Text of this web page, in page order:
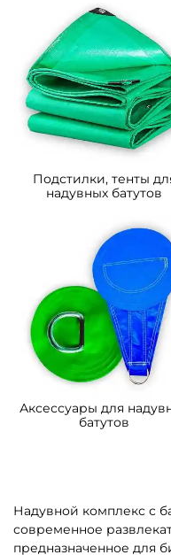
Подстилки, тенты
надувных батутов
Аксессуары для
батутов
Надувной комплекс с
современное
предназначенное для